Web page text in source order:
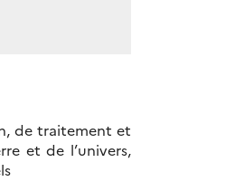
de traitement et
et de l’univers,